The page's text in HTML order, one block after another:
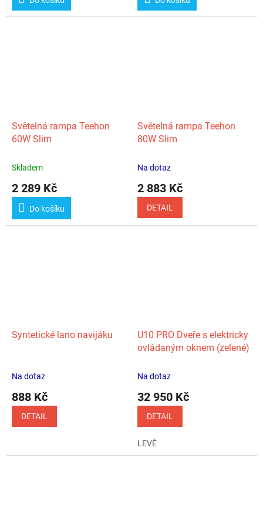
Světelná rampa Teehon
60W Slim
Skladem
2 289 Kč
Do košíku
Světelná rampa Teehon
80W Slim
Na dotaz
2 883 Kč
DETAIL
Syntetické lano navijáku
Na dotaz
888 Kč
DETAIL
U10 PRO Dveře s elektricky
ovládaným oknem (zelené)
Na dotaz
32 950 Kč
DETAIL
LEVÉ